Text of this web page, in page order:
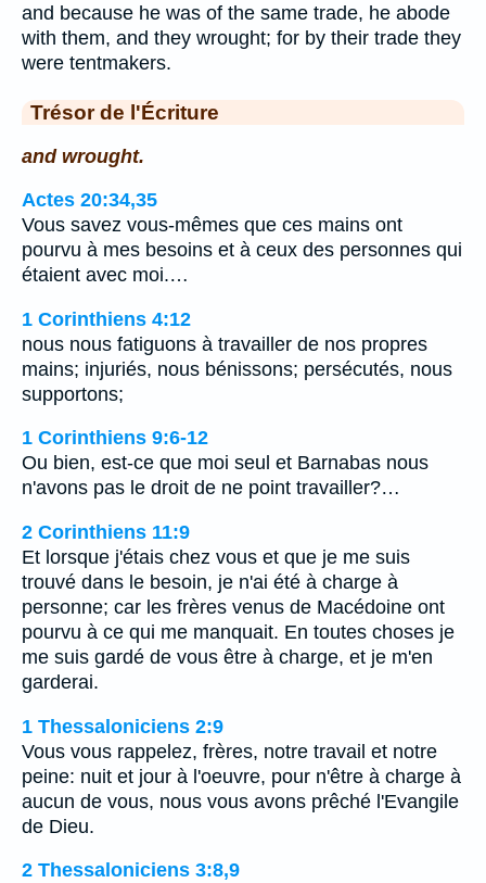
and because he was of the same trade, he abode
with them, and they wrought; for by their trade they
were tentmakers.
Trésor de l'Écriture
and wrought.
Actes 20:34,35
Vous savez vous-mêmes que ces mains ont
pourvu à mes besoins et à ceux des personnes qui
étaient avec moi.…
1 Corinthiens 4:12
nous nous fatiguons à travailler de nos propres
mains; injuriés, nous bénissons; persécutés, nous
supportons;
1 Corinthiens 9:6-12
Ou bien, est-ce que moi seul et Barnabas nous
n'avons pas le droit de ne point travailler?…
2 Corinthiens 11:9
Et lorsque j'étais chez vous et que je me suis
trouvé dans le besoin, je n'ai été à charge à
personne; car les frères venus de Macédoine ont
pourvu à ce qui me manquait. En toutes choses je
me suis gardé de vous être à charge, et je m'en
garderai.
1 Thessaloniciens 2:9
Vous vous rappelez, frères, notre travail et notre
peine: nuit et jour à l'oeuvre, pour n'être à charge à
aucun de vous, nous vous avons prêché l'Evangile
de Dieu.
2 Thessaloniciens 3:8,9